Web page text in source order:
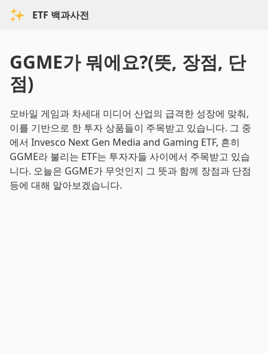
ETF 백과사전
GGME가 뭐에요?(뜻, 장점, 단
점)
모바일 게임과 차세대 미디어 산업의 급격한 성장에 맞춰,
이를 기반으로 한 투자 상품들이 주목받고 있습니다. 그 중
에서 Invesco Next Gen Media and Gaming ETF, 흔히
GGME라 불리는 ETF는 투자자들 사이에서 주목받고 있습
니다. 오늘은 GGME가 무엇인지 그 뜻과 함께 장점과 단점
등에 대해 알아보겠습니다.